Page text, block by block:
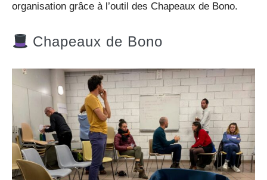
organisation grâce à l’outil des Chapeaux de Bono.
Chapeaux de Bono